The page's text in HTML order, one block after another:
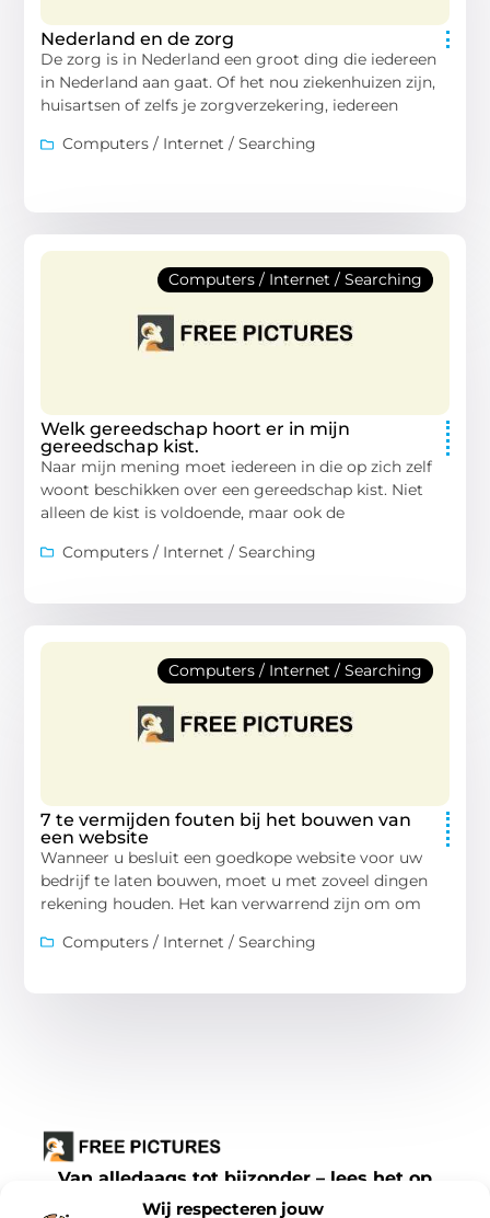
Wij respecteren jouw
Nederland en de zorg
De zorg is in Nederland een groot ding die iedereen
in Nederland aan gaat. Of het nou ziekenhuizen zijn,
huisartsen of zelfs je zorgverzekering, iedereen
Computers / Internet / Searching
Computers / Internet / Searching
Welk gereedschap hoort er in mijn
gereedschap kist.
Naar mijn mening moet iedereen in die op zich zelf
woont beschikken over een gereedschap kist. Niet
alleen de kist is voldoende, maar ook de
Computers / Internet / Searching
Computers / Internet / Searching
7 te vermijden fouten bij het bouwen van
een website
Wanneer u besluit een goedkope website voor uw
bedrijf te laten bouwen, moet u met zoveel dingen
rekening houden. Het kan verwarrend zijn om om
Computers / Internet / Searching
Van alledaags tot bijzonder – lees het op
freepictures.nl.